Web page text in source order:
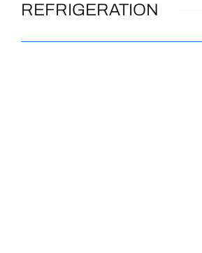
REFRIGERATION